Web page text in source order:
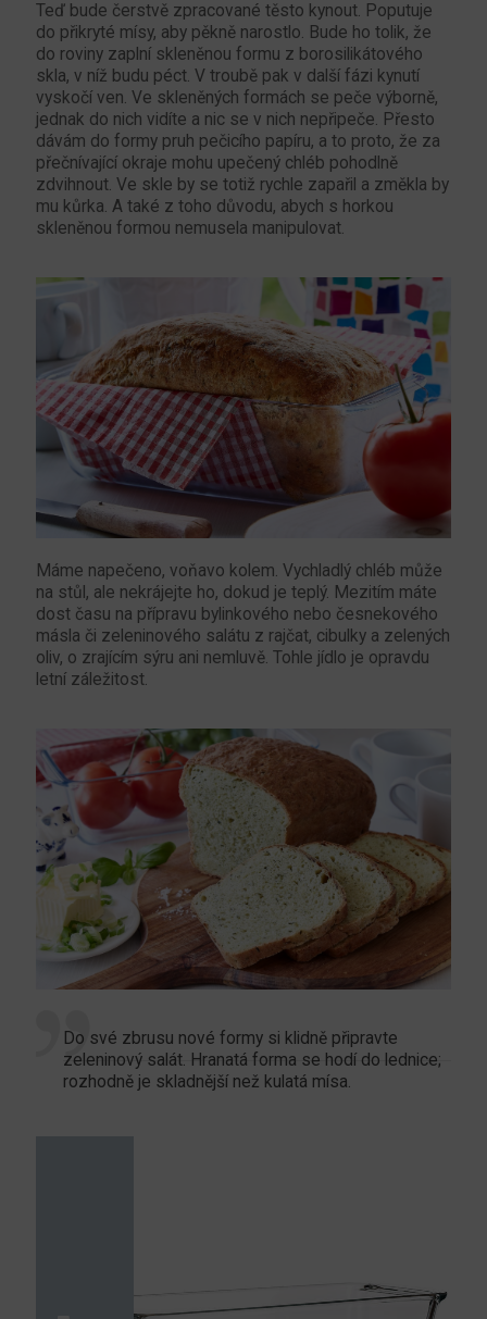
Teď bude čerstvě zpracované těsto kynout. Poputuje
do přikryté mísy, aby pěkně narostlo. Bude ho tolik, že
do roviny zaplní skleněnou formu z borosilikátového
skla, v níž budu péct. V troubě pak v další fázi kynutí
vyskočí ven. Ve skleněných formách se peče výborně,
jednak do nich vidíte a nic se v nich nepřipeče. Přesto
dávám do formy pruh pečicího papíru, a to proto, že za
přečnívající okraje mohu upečený chléb pohodlně
zdvihnout. Ve skle by se totiž rychle zapařil a změkla by
mu kůrka. A také z toho důvodu, abych s horkou
skleněnou formou nemusela manipulovat.
Máme napečeno, voňavo kolem. Vychladlý chléb může
na stůl, ale nekrájejte ho, dokud je teplý. Mezitím máte
dost času na přípravu bylinkového nebo česnekového
másla či zeleninového salátu z rajčat, cibulky a zelených
oliv, o zrajícím sýru ani nemluvě. Tohle jídlo je opravdu
letní záležitost.
Do své zbrusu nové formy si klidně připravte
zeleninový salát. Hranatá forma se hodí do lednice;
rozhodně je skladnější než kulatá mísa.